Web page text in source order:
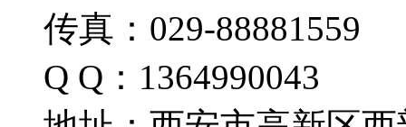
传真：029-88881559
Q Q：1364990043